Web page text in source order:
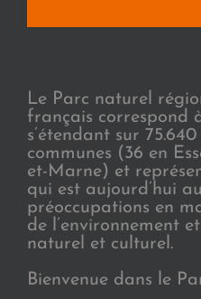
Le Parc naturel
français correspond
s’étendant sur
communes (36 en
et-Marne) et
qui est aujourd’hui
préoccupations en
de l’environnement
naturel et culturel.
Bienvenue dans le